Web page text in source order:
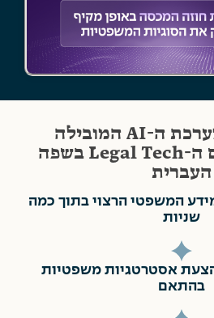
טקדין AI - מערכת ה-AI המובילה
בישראל בתחום ה-Legal Tech בשפה
העברית
המשפטי הרצוי בתוך כמה
שניות
אסטרטגיות משפטיות
בהתאם